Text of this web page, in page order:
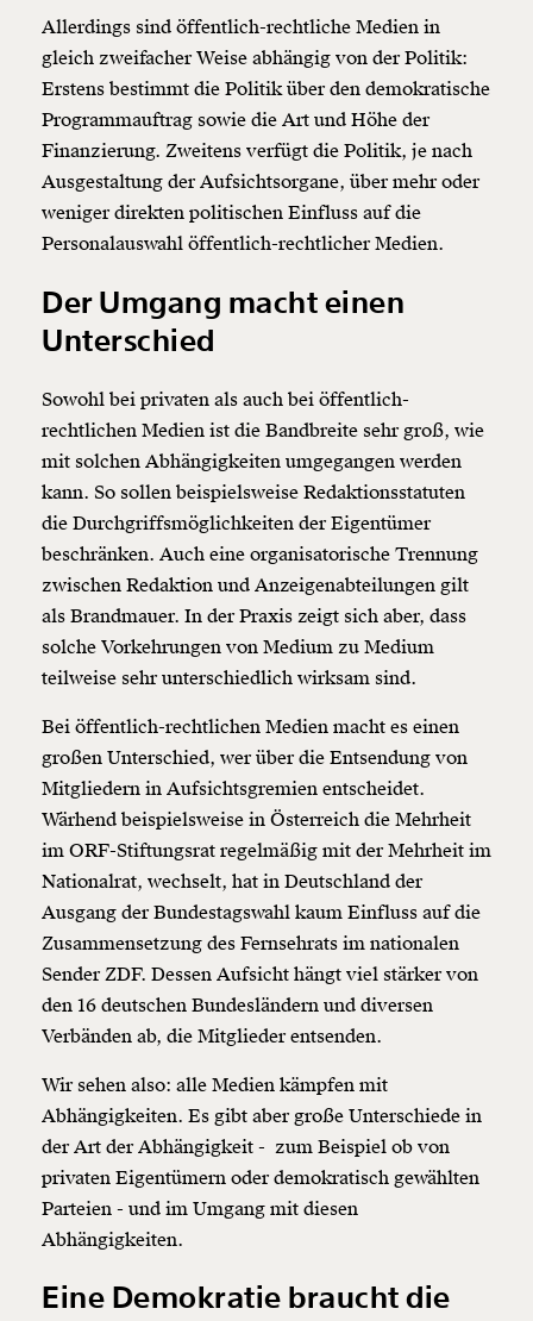
Allerdings sind öffentlich-rechtliche Medien in
gleich zweifacher Weise abhängig von der Politik:
Erstens bestimmt die Politik über den demokratische
Programmauftrag sowie die Art und Höhe der
Finanzierung. Zweitens verfügt die Politik, je nach
Ausgestaltung der Aufsichtsorgane, über mehr oder
weniger direkten politischen Einfluss auf die
Personalauswahl öffentlich-rechtlicher Medien.
Der Umgang macht einen
Unterschied
Sowohl bei privaten als auch bei öffentlich-
rechtlichen Medien ist die Bandbreite sehr groß, wie
mit solchen Abhängigkeiten umgegangen werden
kann. So sollen beispielsweise Redaktionsstatuten
die Durchgriffsmöglichkeiten der Eigentümer
beschränken. Auch eine organisatorische Trennung
zwischen Redaktion und Anzeigenabteilungen gilt
als Brandmauer. In der Praxis zeigt sich aber, dass
solche Vorkehrungen von Medium zu Medium
teilweise sehr unterschiedlich wirksam sind.
Bei öffentlich-rechtlichen Medien macht es einen
großen Unterschied, wer über die Entsendung von
Mitgliedern in Aufsichtsgremien entscheidet.
Wärhend beispielsweise in Österreich die Mehrheit
im ORF-Stiftungsrat regelmäßig mit der Mehrheit im
Nationalrat, wechselt, hat in Deutschland der
Ausgang der Bundestagswahl kaum Einfluss auf die
Zusammensetzung des Fernsehrats im nationalen
Sender ZDF. Dessen Aufsicht hängt viel stärker von
den 16 deutschen Bundesländern und diversen
Verbänden ab, die Mitglieder entsenden.
Wir sehen also: alle Medien kämpfen mit
Abhängigkeiten. Es gibt aber große Unterschiede in
der Art der Abhängigkeit - zum Beispiel ob von
privaten Eigentümern oder demokratisch gewählten
Parteien - und im Umgang mit diesen
Abhängigkeiten.
Eine Demokratie braucht die